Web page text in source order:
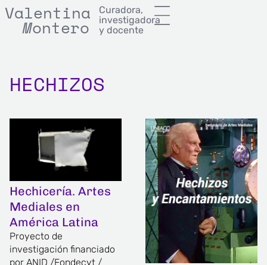
Valentina
Montero
onterror
Curadora,
investigadora
y docente
HECHIZOS
Hechicería. Artes
Mediales en
América Latina
Proyecto de
investigación financiado
por ANID /Fondecyt /